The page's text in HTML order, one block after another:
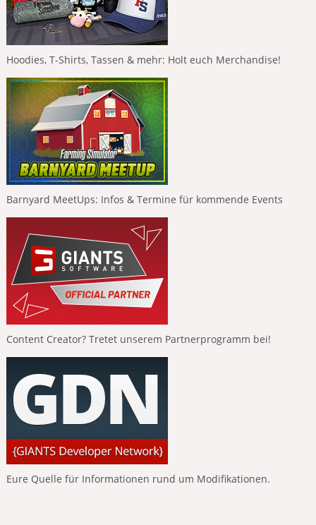
Hoodies, T-Shirts, Tassen & mehr: Holt euch Merchandise!
Barnyard MeetUps: Infos & Termine für kommende Events
Content Creator? Tretet unserem Partnerprogramm bei!
Eure Quelle für Informationen rund um Modifikationen.